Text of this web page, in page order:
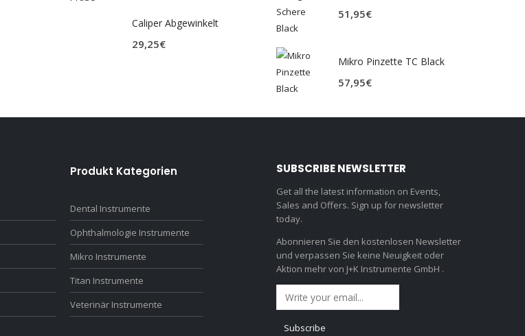
Caliper Abgewinkelt
29,25€
51,95€
Mikro Pinzette TC Black
57,95€
Produkt Kategorien
Dental Instrumente
Ophthalmologie Instrumente
Mikro Instrumente
Titan Instrumente
Veterinär Instrumente
SUBSCRIBE NEWSLETTER
Get all the latest information on Events,
Sales and Offers. Sign up for newsletter
today.
Abonnieren Sie den kostenlosen Newsletter
und verpassen Sie keine Neuigkeit oder
Aktion mehr von J+K Instrumente GmbH .